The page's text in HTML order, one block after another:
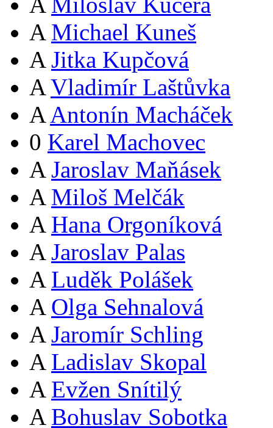
A Michael Kuneš
A Jitka Kupčová
A Vladimír Laštůvka
A Antonín Macháček
0 Karel Machovec
A Jaroslav Maňásek
A Miloš Melčák
A Hana Orgoníková
A Jaroslav Palas
A Luděk Polášek
A Olga Sehnalová
A Jaromír Schling
A Ladislav Skopal
A Evžen Snítilý
A Bohuslav Sobotka